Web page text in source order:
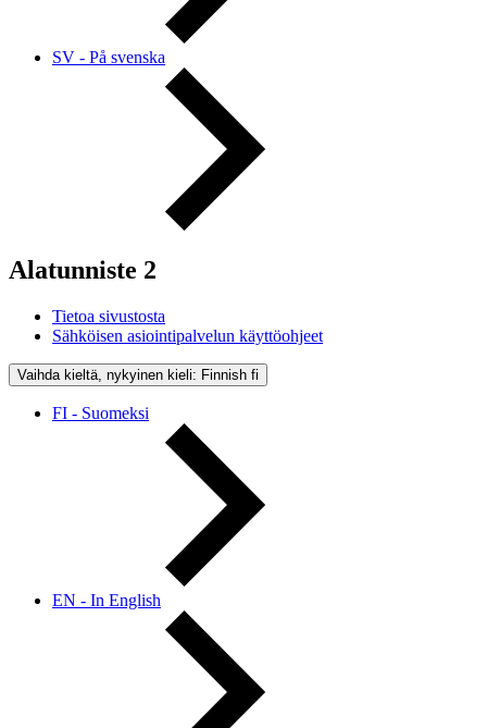
SV - På svenska
Alatunniste 2
Tietoa sivustosta
Sähköisen asiointipalvelun käyttöohjeet
Vaihda kieltä, nykyinen kieli: Finnish fi
FI - Suomeksi
EN - In English